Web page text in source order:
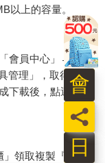
以上的容量。
會員中心」→「我
理」，取得通行
下載後，點選任一
領取複製『兌換
日
員
會